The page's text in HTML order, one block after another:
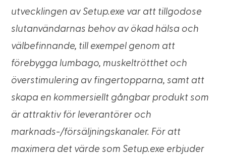
utvecklingen av Setup.exe var att tillgodose
slutanvändarnas behov av ökad hälsa och
välbefinnande, till exempel genom att
förebygga lumbago, muskeltrötthet och
överstimulering av fingertopparna, samt att
skapa en kommersiellt gångbar produkt som
är attraktiv för leverantörer och
marknads-/försäljningskanaler. För att
maximera det värde som Setup.exe erbjuder